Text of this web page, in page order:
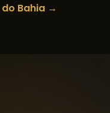
Bahia→